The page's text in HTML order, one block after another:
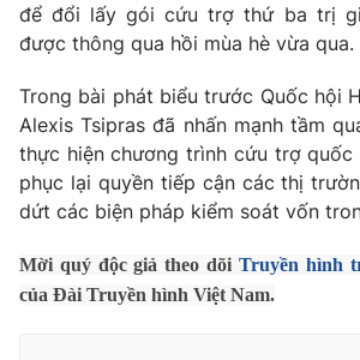
Phim VTV
Nhân vật
Khán giả
Giải sao mai
Giải trí
Điện ảnh
Âm nhạc
Sao
Đời sống
Du lịch
Làm đẹp
Chất lượng cuộc sống
Giáo dục
Học trực tuyến
Công nghệ
Hitech Công nghệ tương lai
để đổi lấy gói cứu trợ thứ ba trị
được thông qua hồi mùa hè vừa qua.
Trong bài phát biểu trước Quốc hội
Alexis Tsipras đã nhấn mạnh tầm
thực hiện chương trình cứu trợ
phục lại quyền tiếp cận các thị
dứt các biện pháp kiểm soát vốn
Mời quý độc giả theo dõi Truyền hình
của Đài Truyền hình Việt Nam.